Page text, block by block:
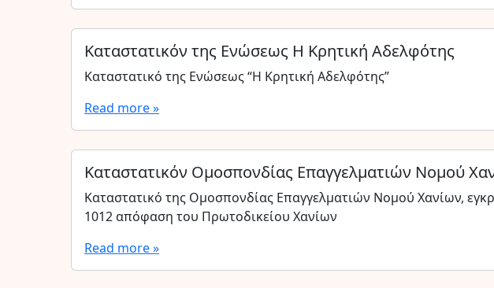
Καταστατικόν της Ενώσεως Η Κρητική Αδελφότης
Καταστατικό της Ενώσεως “Η Κρητική Αδελφότης”
Read more »
Καταστατικόν Ομοσπονδίας Επαγγελματιών Νομού
Καταστατικό της Ομοσπονδίας Επαγγελματιών Νομού Χανίων,
1012 απόφαση του Πρωτοδικείου Χανίων
Read more »